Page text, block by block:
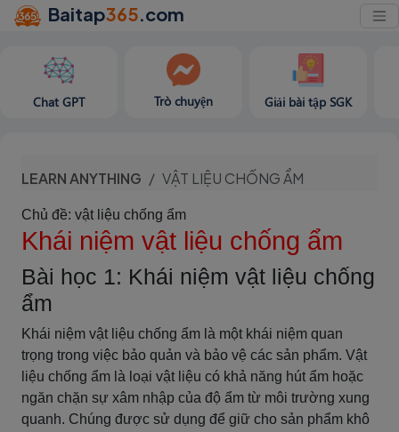
Baitap365.com
Chat GPT Trò chuyện Giải bài tập SGK
LEARN ANYTHING VẬT LIỆU CHỐNG ẨM
Chủ đề: vật liệu chống ẩm
Khái niệm vật liệu chống ẩm
Bài học 1: Khái niệm vật liệu chống
ẩm
Khái niệm vật liệu chống ẩm là một khái niệm quan
trọng trong việc bảo quản và bảo vệ các sản phẩm. Vật
liệu chống ẩm là loại vật liệu có khả năng hút ẩm hoặc
ngăn chặn sự xâm nhập của độ ẩm từ môi trường xung
quanh. Chúng được sử dụng để giữ cho sản phẩm khô